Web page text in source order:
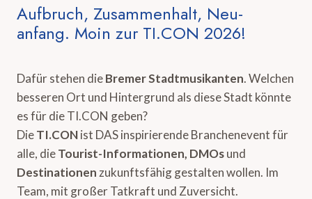
Aufbruch, Zusammenhalt, Neu-
anfang. Moin zur TI.CON 2026!
Dafür stehen dieBremer Stadtmusikanten. Welchen
besseren Ort und Hintergrund als diese Stadt könnte
es für die TI.CON geben?
DieTI.CONist DAS inspirierende Branchenevent für
alle, dieTourist-Informationen, DMOsund
Destinationen zukunftsfähig gestalten wollen. Im
Team, mit großer Tatkraft und Zuversicht.